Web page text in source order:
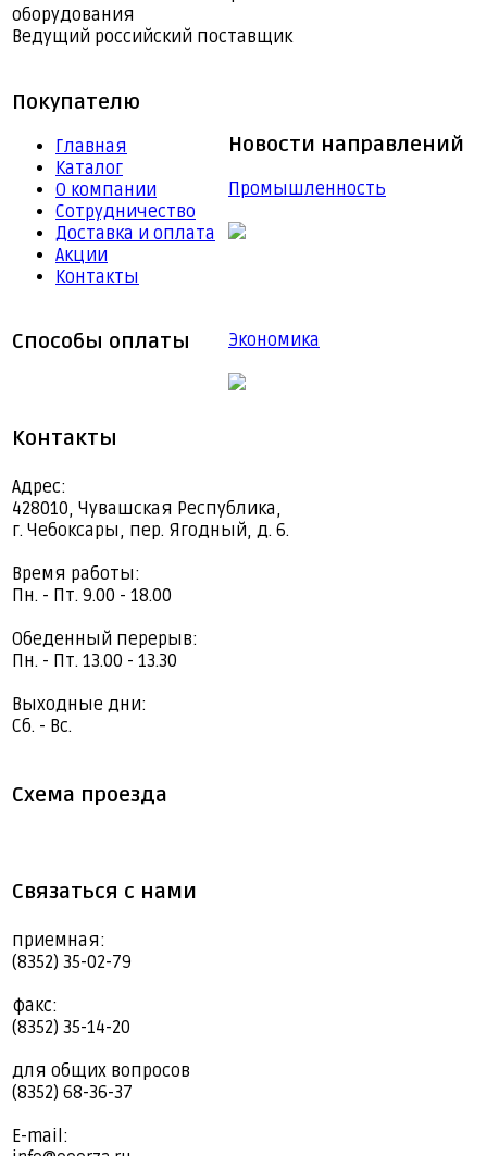
оборудования
Ведущий российский поставщик
Покупателю
Главная
Каталог
О компании
Сотрудничество
Доставка и оплата
Акции
Контакты
Новости направлений
Промышленность
Способы оплаты Экономика
Контакты
Адрес:
428010, Чувашская Республика,
г. Чебоксары, пер. Ягодный, д. 6.
Время работы:
Пн. - Пт. 9.00 - 18.00
Обеденный перерыв:
Пн. - Пт. 13.00 - 13.30
Выходные дни:
Сб. - Вс.
Схема проезда
Связаться с нами
приемная:
(8352) 35-02-79
факс:
(8352) 35-14-20
для общих вопросов
(8352) 68-36-37
E-mail: